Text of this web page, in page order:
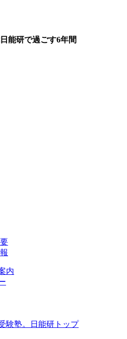
内
験塾。日能研トップ